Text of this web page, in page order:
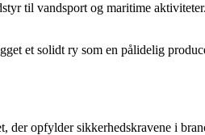
til vandsport og maritime
et solidt ry som en pålidelig
opfylder sikkerhedskravene i